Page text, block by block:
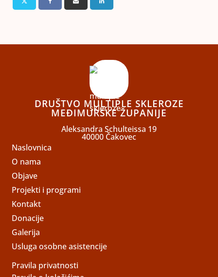
DRUŠTVO MULTIPLE SKLEROZE
MEĐIMURSKE ŽUPANIJE
Aleksandra Schulteissa 19
40000 Čakovec
Naslovnica
O nama
Objave
Projekti i programi
Kontakt
Donacije
Galerija
Usluga osobne asistencije
Pravila privatnosti